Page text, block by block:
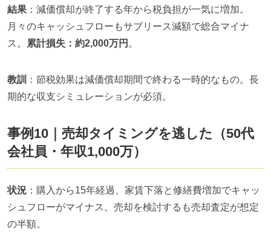
結果 ：減価償却が終了する年から税負担が一気に増加。
月々のキャッシュフローもサブリース減額で総合マイナ
ス。
累計損失：約2,000万円 。
教訓
：節税効果は減価償却期間で終わる一時的なもの。長
期的な収支シミュレーションが必須。
事例10｜売却タイミングを逃した（50代
会社員・年収1,000万）
状況 ：購入から15年経過、家賃下落と修繕費増加でキャッ
シュフローがマイナス。売却を検討するも売却査定が想定
の半額。